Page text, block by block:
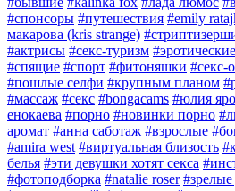
#спонсоры #путешествия #emily
макарова (kris strange)
#актрисы #секс-туризм
#спящие #спорт #фитоняшки #секс-
#пошлые селфи #крупным планом
#массаж #секс #bongacams #юлия
енокаева #порно #новинки порно
аромат #анна саботаж #взрослые
#amira west #виртуальная близость
белья #эти девушки хотят секса
#фотоподборка #natalie roser